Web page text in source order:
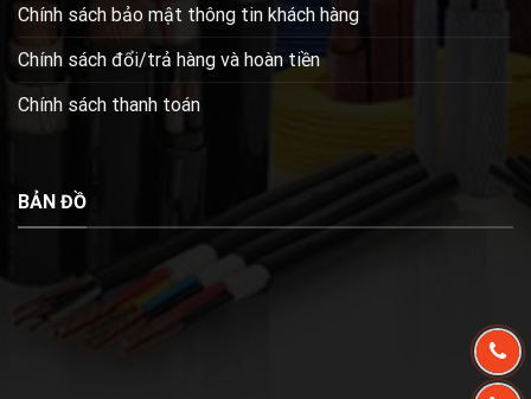
Chính sách bảo mật thông tin khách hàng
Chính sách đổi/trả hàng và hoàn tiền
Chính sách thanh toán
BẢN ĐỒ